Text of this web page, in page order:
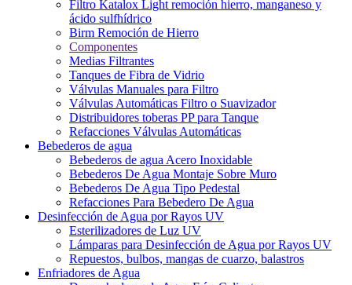
Filtro Katalox Light remoción hierro, manganeso y
ácido sulfhídrico
Birm Remoción de Hierro
Componentes
Medias Filtrantes
Tanques de Fibra de Vidrio
Válvulas Manuales para Filtro
Válvulas Automáticas Filtro o Suavizador
Distribuidores toberas PP para Tanque
Refacciones Válvulas Automáticas
Bebederos de agua
Bebederos de agua Acero Inoxidable
Bebederos De Agua Montaje Sobre Muro
Bebederos De Agua Tipo Pedestal
Refacciones Para Bebedero De Agua
Desinfección de Agua por Rayos UV
Esterilizadores de Luz UV
Lámparas para Desinfección de Agua por Rayos UV
Repuestos, bulbos, mangas de cuarzo, balastros
Enfriadores de Agua